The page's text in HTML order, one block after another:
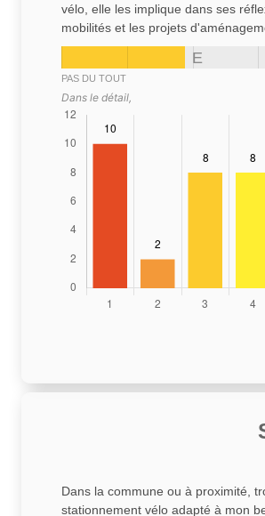
vélo, elle les implique dans ses
mobilités et les projets
E
PAS DU TOUT
Dans le détail,
Dans la commune ou à proximité,
stationnement vélo adapté à mon